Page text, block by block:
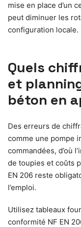
mise en place d’un
peut diminuer les
configuration locale.
Quels
et
béton en
Des erreurs de
comme une pompe
commandées, d’où
de toupies et coûts
EN 206 reste
l’emploi.
Utilisez tableaux
conformité NF EN